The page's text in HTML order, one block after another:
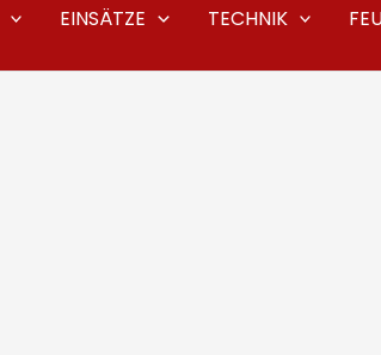
EINSÄTZE TECHNIK